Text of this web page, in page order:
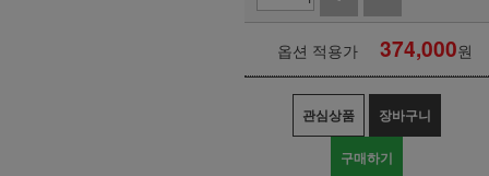
옵션 적용가 374,000원
관심상품 장바구니
구매하기